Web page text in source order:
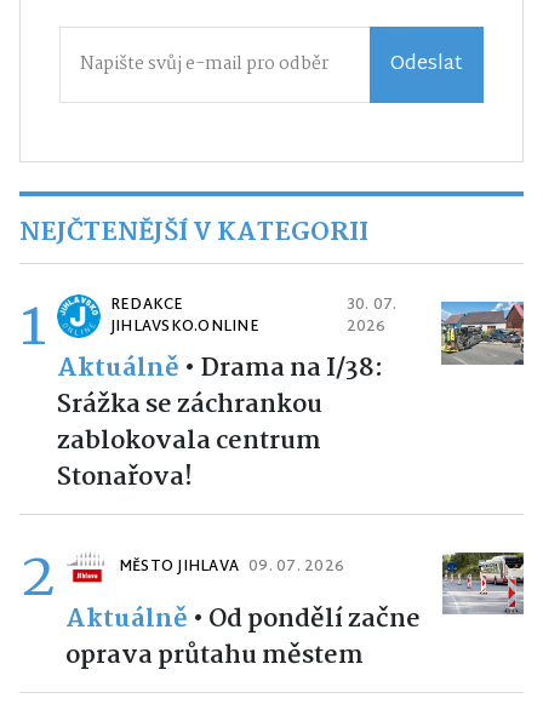
Odeslat
NEJČTENĚJŠÍ V KATEGORII
1
REDAKCE
JIHLAVSKO.ONLINE
30. 07.
2026
Aktuálně • Drama na I/38:
Srážka se záchrankou
zablokovala centrum
Stonařova!
2 MĚSTO JIHLAVA 09. 07. 2026
Aktuálně • Od pondělí začne
oprava průtahu městem